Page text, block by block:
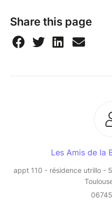
Share this page
Les Amis de la
appt 110 - résidence utrillo -